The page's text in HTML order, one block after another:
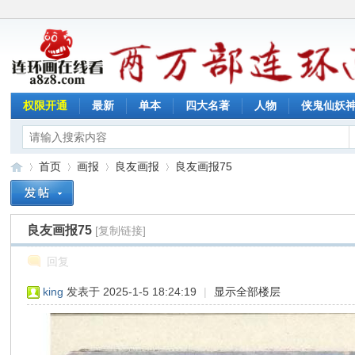
权限开通 最新 单本 四大名著 人物 侠鬼仙妖
»
首页
›
画报
›
良友画报 良友画报75
良友画报75 [复制链接]
回复
king 发表于 2025-1-5 18:24:19 | 显示全部楼层